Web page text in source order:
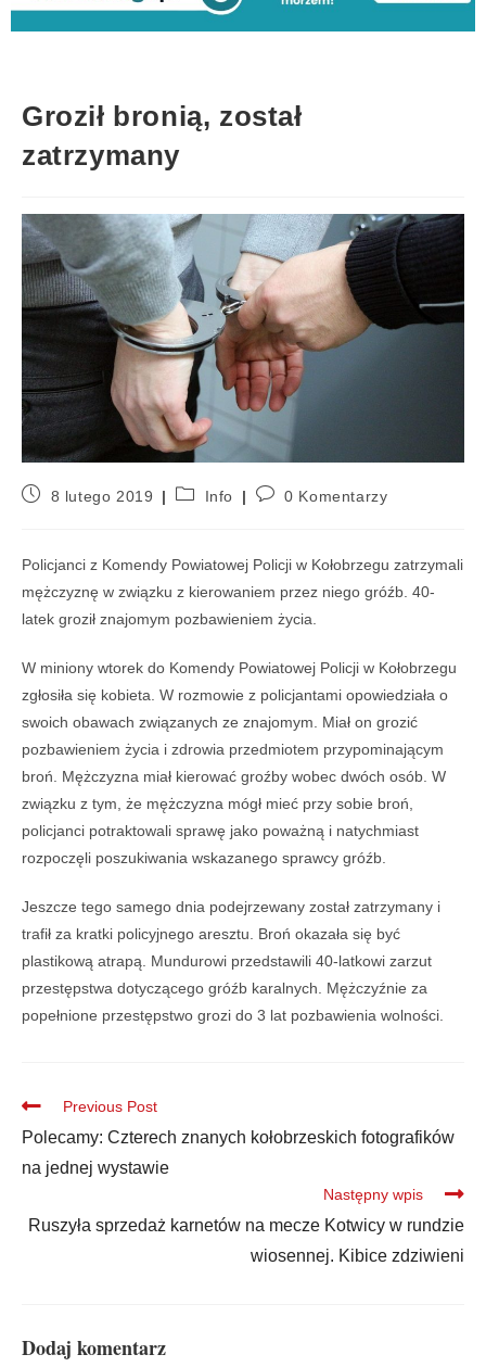
Groził bronią, został
zatrzymany
8 lutego 2019 Info 0 Komentarzy
Policjanci z Komendy Powiatowej Policji w Kołobrzegu zatrzymali
mężczyznę w związku z kierowaniem przez niego gróźb. 40-
latek groził znajomym pozbawieniem życia.
W miniony wtorek do Komendy Powiatowej Policji w Kołobrzegu
zgłosiła się kobieta. W rozmowie z policjantami opowiedziała o
swoich obawach związanych ze znajomym. Miał on grozić
pozbawieniem życia i zdrowia przedmiotem przypominającym
broń. Mężczyzna miał kierować groźby wobec dwóch osób. W
związku z tym, że mężczyzna mógł mieć przy sobie broń,
policjanci potraktowali sprawę jako poważną i natychmiast
rozpoczęli poszukiwania wskazanego sprawcy gróźb.
Jeszcze tego samego dnia podejrzewany został zatrzymany i
trafił za kratki policyjnego aresztu. Broń okazała się być
plastikową atrapą. Mundurowi przedstawili 40-latkowi zarzut
przestępstwa dotyczącego gróźb karalnych. Mężczyźnie za
popełnione przestępstwo grozi do 3 lat pozbawienia wolności.
Previous Post
Polecamy: Czterech znanych kołobrzeskich fotografików
na jednej wystawie
Następny wpis
Ruszyła sprzedaż karnetów na mecze Kotwicy w rundzie
wiosennej. Kibice zdziwieni
Dodaj komentarz